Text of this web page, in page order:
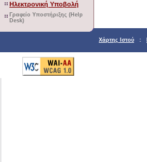
Ηλεκτρονική Υποβολή
Γραφείο Υποστήριξης (Help
Desk)
Χάρτης Ιστού :